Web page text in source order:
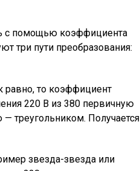
с помощью коэффициента
три пути преобразования:
равно, то коэффициент
220 В из 380 первичную
треугольником. Получается
звезда-звезда или